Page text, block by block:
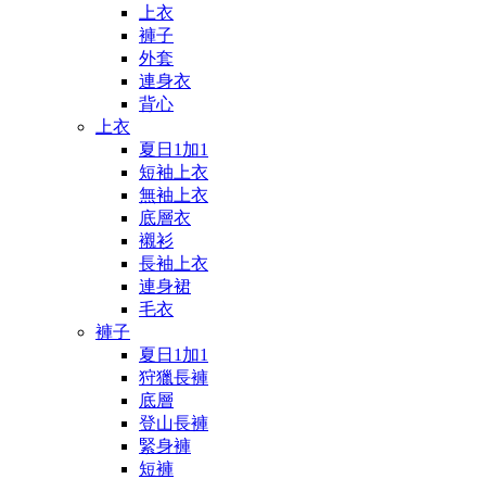
上衣
褲子
外套
連身衣
背心
上衣
夏日1加1
短袖上衣
無袖上衣
底層衣
襯衫
長袖上衣
連身裙
毛衣
褲子
夏日1加1
狩獵長褲
底層
登山長褲
緊身褲
短褲